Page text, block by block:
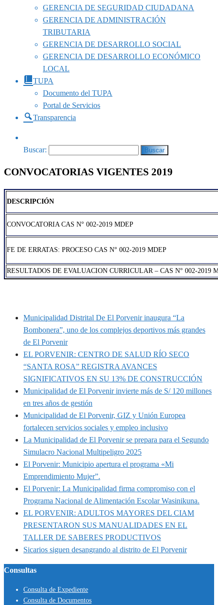
GERENCIA DE SEGURIDAD CIUDADANA
GERENCIA DE ADMINISTRACIÓN
TRIBUTARIA
GERENCIA DE DESARROLLO SOCIAL
GERENCIA DE DESARROLLO ECONÓMICO
LOCAL
TUPA
Documento del TUPA
Portal de Servicios
Transparencia
Buscar:
CONVOCATORIAS VIGENTES 2019
DESCRIPCIÓN
CONVOCATORIA CAS N° 002-2019 MDEP
FE DE ERRATAS: PROCESO CAS N° 002-2019 MDEP
RESULTADOS DE EVALUACION CURRICULAR – CAS N° 002-2019
Municipalidad Distrital De El Porvenir inaugura “La
Bombonera”, uno de los complejos deportivos más grandes
de El Porvenir
EL PORVENIR: CENTRO DE SALUD RÍO SECO
“SANTA ROSA” REGISTRA AVANCES
SIGNIFICATIVOS EN SU 13% DE CONSTRUCCIÓN
Municipalidad de El Porvenir invierte más de S/ 120 millones
en tres años de gestión
Municipalidad de El Porvenir, GIZ y Unión Europea
fortalecen servicios sociales y empleo inclusivo
La Municipalidad de El Porvenir se prepara para el Segundo
Simulacro Nacional Multipeligro 2025
El Porvenir: Municipio apertura el programa «Mi
Emprendimiento Mujer”.
El Porvenir: La Municipalidad firma compromiso con el
Programa Nacional de Alimentación Escolar Wasinikuna.
EL PORVENIR: ADULTOS MAYORES DEL CIAM
PRESENTARON SUS MANUALIDADES EN EL
TALLER DE SABERES PRODUCTIVOS
Sicarios siguen desangrando al distrito de El Porvenir
Consultas
Consulta de Expediente
Consulta de Documentos